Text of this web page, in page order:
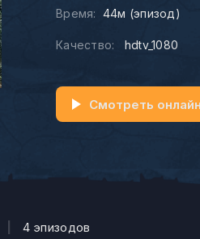
Время: 44м (эпизод)
Качество: hdtv_1080
Смотреть онлайн
4 эпизодов